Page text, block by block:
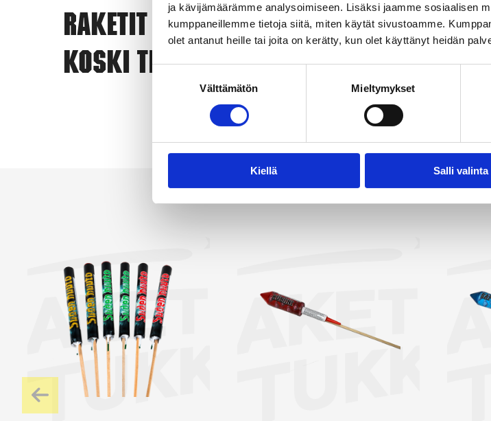
ja kävijämäärämme analysoimiseen. Lisäksi jaamme sosiaalisen
kumppaneillemme tietoja siitä, miten käytät sivustoamme.
olet antanut heille tai joita on kerätty, kun olet käyttänyt heidän
Suostumuksen
Välttämätön Mieltymykset
Kiellä Salli valinta
Raketit
Koski Tl
Raketitovat klassisiailotulitteita.
erilaisia efektejä, luoden taivaalle
yksittäisiä raketteja, joista olemme
Kun etsit raketteja Tl. Kosken alueelta